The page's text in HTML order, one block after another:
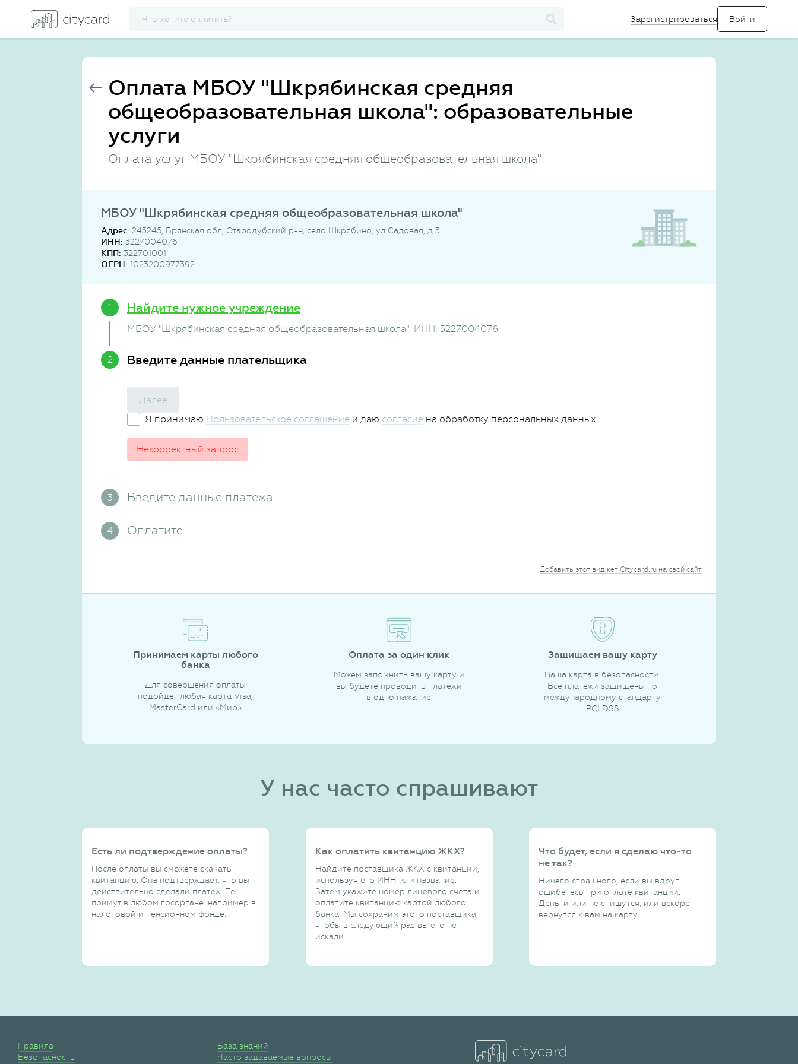
Зарегистрироваться
Оплата МБОУ "Шкрябинская средняя
общеобразовательная школа": образовательные
услуги
Оплата услуг МБОУ "Шкрябинская средняя общеобразовательная школа"
МБОУ "Шкрябинская средняя общеобразовательная школа"
Адрес: 243245, Брянская обл, Стародубский р-н, село Шкрябино, ул Садовая, д 3
ИНН: 3227004076
КПП: 322701001
ОГРН: 1023200977392
Найдите нужное учреждение
МБОУ "Шкрябинская средняя общеобразовательная школа", ИНН: 3227004076
Введите данные плательщика
Далее
Я принимаю Пользовательское соглашение и даю согласие на обработку персональных данных
Некорректный запрос
Введите данные платежа
Оплатите
Добавить этот виджет Citycard.ru на свой сайт
Принимаем карты любого
банка
Для совершения оплаты
подойдет любая карта Visa,
MasterCard или «Мир»
Оплата за один клик
Можем запомнить вашу карту и
вы будете проводить платежи
в одно нажатие
Защищаем вашу карту
Ваша карта в безопасности.
Все платежи защищены по
международному стандарту
PCI DSS
У нас часто спрашивают
Есть ли подтверждение оплаты?
После оплаты вы сможете скачать
квитанцию. Она подтверждает, что вы
действительно сделали платеж. Ее
примут в любом госоргане: например в
налоговой и пенсионном фонде.
Как оплатить квитанцию ЖКХ?
Найдите поставщика ЖКХ с квитанции,
используя его ИНН или название.
Затем укажите номер лицевого счета и
оплатите квитанцию картой любого
банка. Мы сохраним этого поставщика,
чтобы в следующий раз вы его не
искали.
Что будет, если я сделаю что-то
не так?
Ничего страшного, если вы вдруг
ошибетесь при оплате квитанции.
Деньги или не спишутся, или вскоре
вернутся к вам на карту.
Правила
Безопасность
База знаний
Часто задаваемые вопросы